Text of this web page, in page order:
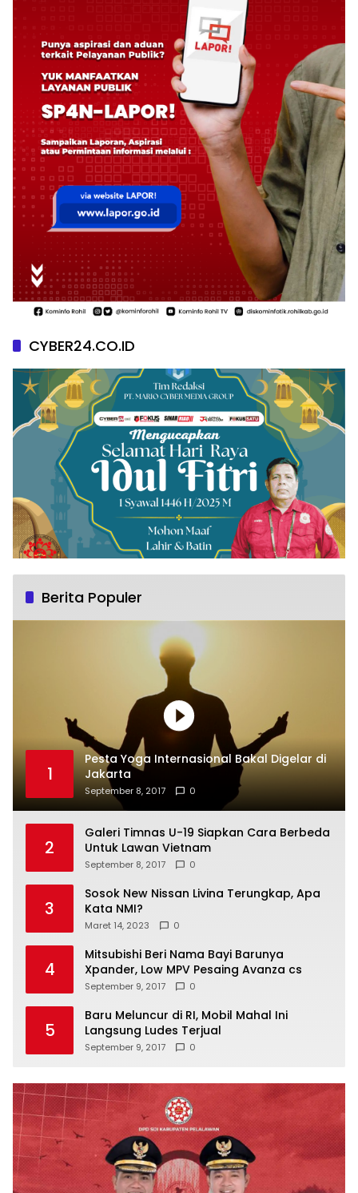
CYBER24.CO.ID
Berita Populer
1
Pesta Yoga Internasional Bakal Digelar di
Jakarta
September 8, 2017 0
2
Galeri Timnas U-19 Siapkan Cara Berbeda
Untuk Lawan Vietnam
September 8, 2017 0
3
Sosok New Nissan Livina Terungkap, Apa
Kata NMI?
Maret 14, 2023 0
4
Mitsubishi Beri Nama Bayi Barunya
Xpander, Low MPV Pesaing Avanza cs
September 9, 2017 0
5
Baru Meluncur di RI, Mobil Mahal Ini
Langsung Ludes Terjual
September 9, 2017 0